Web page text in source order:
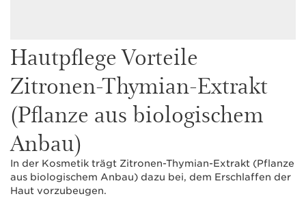
Hautpflege Vorteile
Zitronen-Thymian-Extrakt
(Pflanze aus biologischem
Anbau)
In der Kosmetik trägt Zitronen-Thymian-Extrakt (Pflanze
aus biologischem Anbau) dazu bei, dem Erschlaffen der
Haut vorzubeugen.